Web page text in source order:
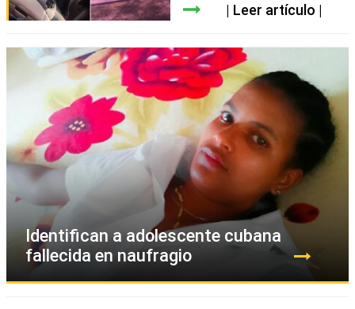
Leer artículo
Identifican a adolescente cubana
fallecida en naufragio